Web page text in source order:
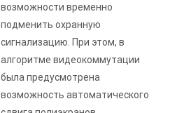
возможности временно
подменить охранную
сигнализацию. При этом, в
алгоритме видеокоммутации
была предусмотрена
возможность автоматического